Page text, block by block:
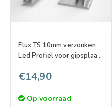
Flux TS 10mm verzonken
Led Profiel voor gipsplaat
€14,90
Op voorraad